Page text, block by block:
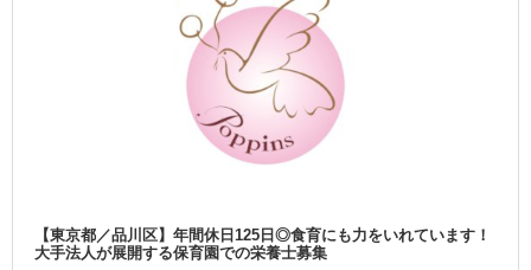
【東京都／品川区】年間休日125日◎食育にも力をいれています！
大手法人が展開する保育園での栄養士募集